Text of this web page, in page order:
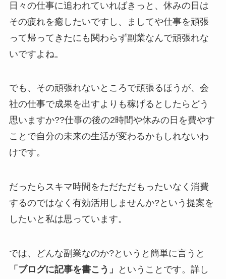
日々の仕事に追われていればきっと、休みの日は
その疲れを癒したいですし、ましてや仕事を頑張
って帰ってきたにも関わらず副業なんで頑張れな
いですよね。
でも、その頑張れないところで頑張るほうが、会
社の仕事で成果を出すよりも稼げるとしたらどう
思いますか??仕事の後の2時間や休みの日を費やす
ことで自分の未来の生活が変わるかもしれないわ
けです。
だったらスキマ時間をただただもったいなく消費
するのではなく有効活用しませんか?という提案を
したいと私は思っています。
では、どんな副業なのか?というと簡単に言うと
「ブログに記事を書こう」
ということです。詳し